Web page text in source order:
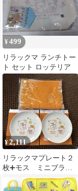
¥499
リラックマ ランチトー
ト セット ロッテリア
¥2,111
リラックマプレート２
枚➕モス ミニブラン
ケット１枚 合計３点セ
ット